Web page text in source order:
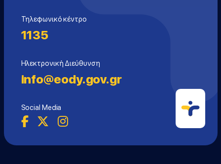
Τηλεφωνικό κέντρο
1135
Ηλεκτρονική Διεύθυνση
info@eody.gov.gr
Social Media